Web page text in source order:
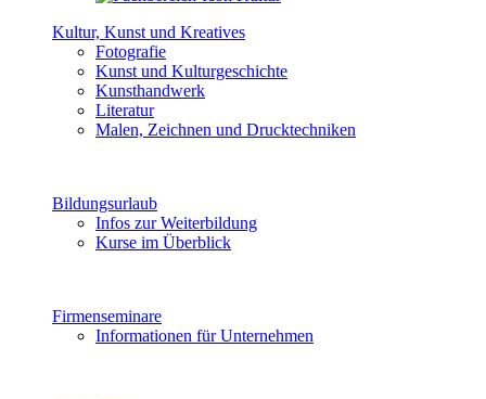
Kultur, Kunst und Kreatives
Fotografie
Kunst und Kulturgeschichte
Kunsthandwerk
Literatur
Malen, Zeichnen und Drucktechniken
Bildungsurlaub
Infos zur Weiterbildung
Kurse im Überblick
Firmenseminare
Informationen für Unternehmen